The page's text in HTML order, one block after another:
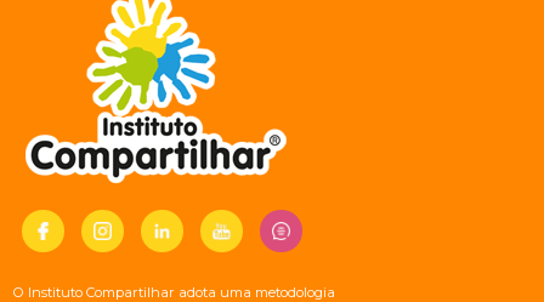
O Instituto Compartilhar adota uma metodologia